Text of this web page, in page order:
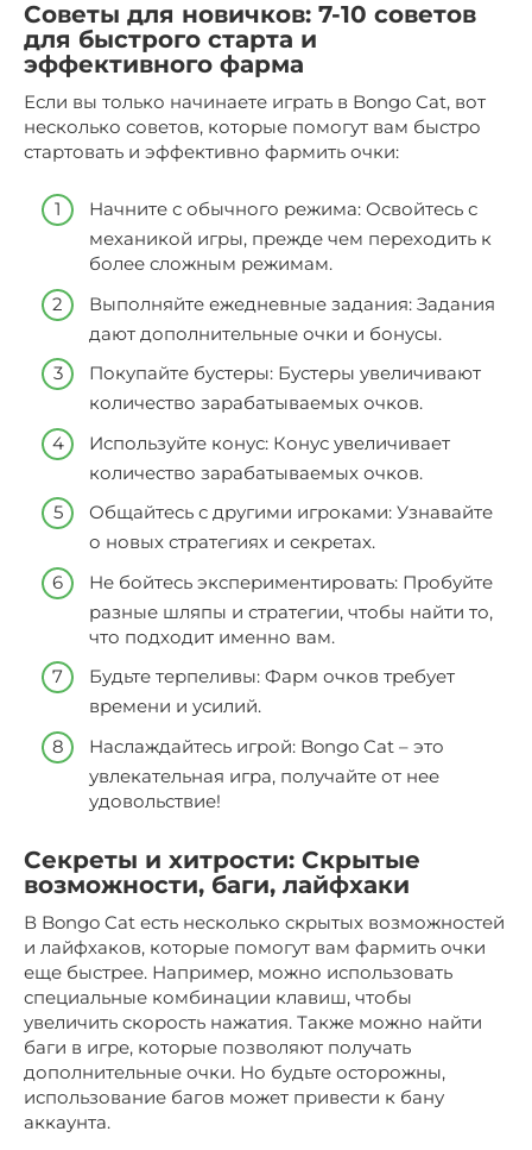
Советы для новичков: 7-10 советов
для быстрого старта и
эффективного фарма
Если вы только начинаете играть в Bongo Cat, вот
несколько советов, которые помогут вам быстро
стартовать и эффективно фармить очки:
Начните с обычного режима: Освойтесь с
механикой игры, прежде чем переходить к
более сложным режимам.
Выполняйте ежедневные задания: Задания
дают дополнительные очки и бонусы.
Покупайте бустеры: Бустеры увеличивают
количество зарабатываемых очков.
Используйте конус: Конус увеличивает
количество зарабатываемых очков.
Общайтесь с другими игроками: Узнавайте
о новых стратегиях и секретах.
Не бойтесь экспериментировать: Пробуйте
разные шляпы и стратегии, чтобы найти то,
что подходит именно вам.
Будьте терпеливы: Фарм очков требует
времени и усилий.
Наслаждайтесь игрой: Bongo Cat – это
увлекательная игра, получайте от нее
удовольствие!
Секреты и хитрости: Скрытые
возможности, баги, лайфхаки
В Bongo Cat есть несколько скрытых возможностей
и лайфхаков, которые помогут вам фармить очки
еще быстрее. Например, можно использовать
специальные комбинации клавиш, чтобы
увеличить скорость нажатия. Также можно найти
баги в игре, которые позволяют получать
дополнительные очки. Но будьте осторожны,
использование багов может привести к бану
аккаунта.